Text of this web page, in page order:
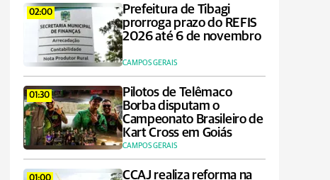
02:00
Prefeitura de Tibagi
prorroga prazo do REFIS
2026 até 6 de novembro
CAMPOS GERAIS
01:30
Pilotos de Telêmaco
Borba disputam o
Campeonato Brasileiro de
Kart Cross em Goiás
CAMPOS GERAIS
CCAJ realiza reforma na